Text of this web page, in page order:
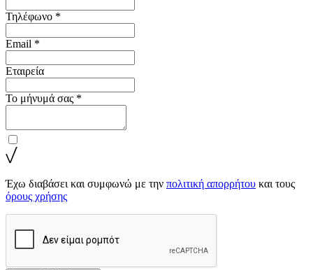
Τηλέφωνο *
Email *
Εταιρεία
Το μήνυμά σας *
Έχω διαβάσει και συμφωνώ με την πολιτική απορρήτου και τους
όρους χρήσης